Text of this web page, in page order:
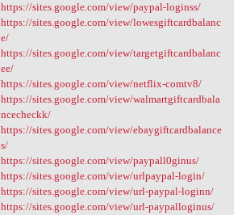
https://sites.google.com/view/paypal-loginss/
https://sites.google.com/view/lowesgiftcardbalanc
e/
https://sites.google.com/view/targetgiftcardbalanc
ee/
https://sites.google.com/view/netflix-comtv8/
https://sites.google.com/view/walmartgiftcardbala
ncecheckk/
https://sites.google.com/view/ebaygiftcardbalance
s/
https://sites.google.com/view/paypall0ginus/
https://sites.google.com/view/urlpaypal-login/
https://sites.google.com/view/url-paypal-loginn/
https://sites.google.com/view/url-paypalloginus/